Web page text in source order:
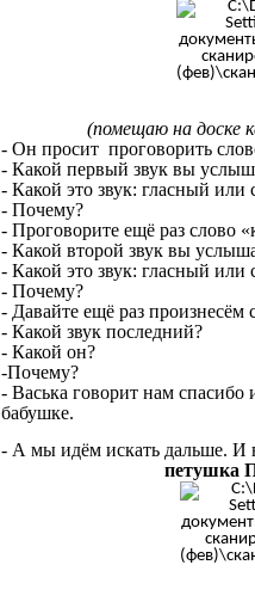
(помещаю на доске
- Он просит проговорить
- Какой первый звук вы
- Какой это звук: гласный или
- Почему?
- Проговорите ещё раз слово
- Какой второй звук вы
- Какой это звук: гласный или
- Почему?
- Давайте ещё раз произнесём
- Какой звук последний?
- Какой он?
-Почему?
- Васька говорит нам спасибо
бабушке.
- А мы идём искать дальше. И
петушка